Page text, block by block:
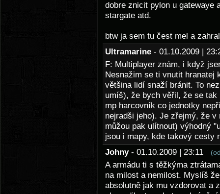
dobre znicit pylon u gatewaye
stargate atd.
btw ja sem tu čest mel a
Ultramarine - 01.10.2009 |
F: Multiplayer znám, i když
Nesnažim se ti vnutit
většina lidí snaží bránit. To
umíš), že bych věřil, že se
mp harcovník co jednotky
nejradši jeho). Je zřejmý, že
můžou pak ulítnout) výhodný
jsou i mapy, kde takový cesty
Johny - 01.10.2009 | 23:11
A armádu ti s těžkýma
na milost a nemilost. Myslíš
absolutně jak mu vzdorovat a